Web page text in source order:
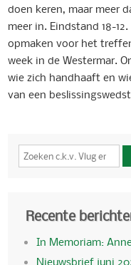
doen keren, maar meer
meer in. Eindstand 18-
opmaken voor het
week in de Westermar.
wie zich handhaaft en
van een
Recente
In Memoriam:
Nieuwsbrief juni